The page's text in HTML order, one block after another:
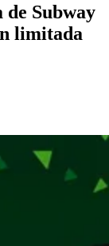
Subway
limitada